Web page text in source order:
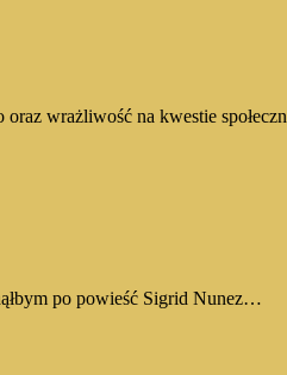
wrażliwość na kwestie
po powieść Sigrid Nunez…